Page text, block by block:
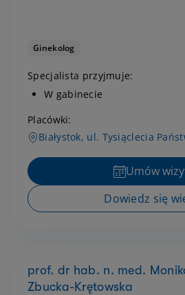
Ginekolog
Specjalista przyjmuje:
W gabinecie
Placówki:
Białystok, ul. Tysiąclecia
Umów
Dowiedz się
prof. dr hab. n. med.
Zbucka-Krętowska